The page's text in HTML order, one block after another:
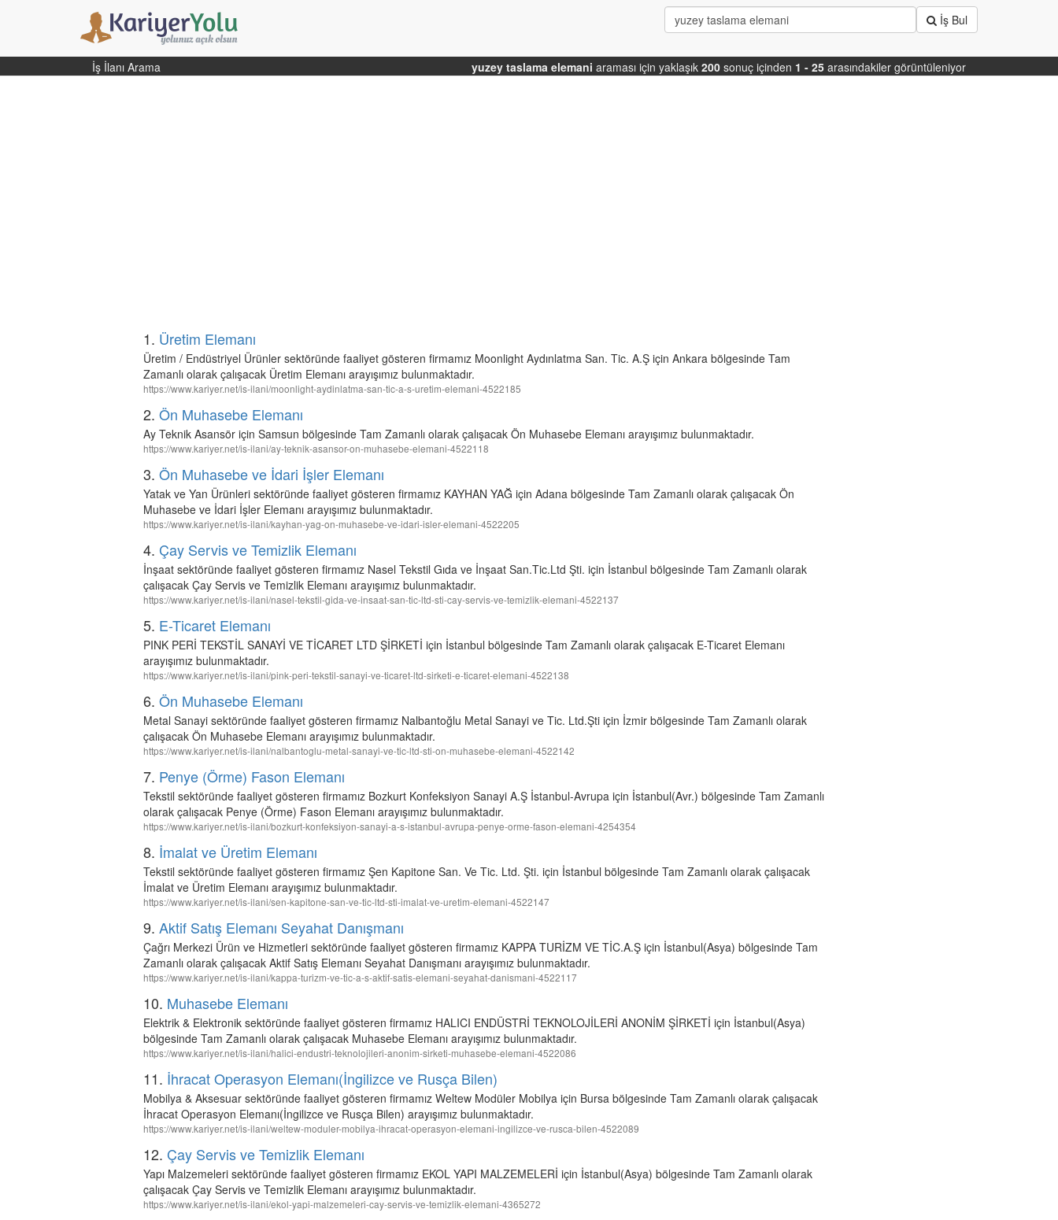
İş Bul
İş İlanı Arama yuzey taslama elemani araması için yaklaşık 200 sonuç içinden 1 - 25 arasındakiler görüntüleniyor
1. Üretim Elemanı
Üretim / Endüstriyel Ürünler sektöründe faaliyet gösteren firmamız Moonlight Aydınlatma San. Tic. A.Ş için Ankara bölgesinde Tam
Zamanlı olarak çalışacak Üretim Elemanı arayışımız bulunmaktadır.
https://www.kariyer.net/is-ilani/moonlight-aydinlatma-san-tic-a-s-uretim-elemani-4522185
2. Ön Muhasebe Elemanı
Ay Teknik Asansör için Samsun bölgesinde Tam Zamanlı olarak çalışacak Ön Muhasebe Elemanı arayışımız bulunmaktadır.
https://www.kariyer.net/is-ilani/ay-teknik-asansor-on-muhasebe-elemani-4522118
3. Ön Muhasebe ve İdari İşler Elemanı
Yatak ve Yan Ürünleri sektöründe faaliyet gösteren firmamız KAYHAN YAĞ için Adana bölgesinde Tam Zamanlı olarak çalışacak Ön
Muhasebe ve İdari İşler Elemanı arayışımız bulunmaktadır.
https://www.kariyer.net/is-ilani/kayhan-yag-on-muhasebe-ve-idari-isler-elemani-4522205
4. Çay Servis ve Temizlik Elemanı
İnşaat sektöründe faaliyet gösteren firmamız Nasel Tekstil Gıda ve İnşaat San.Tic.Ltd Şti. için İstanbul bölgesinde Tam Zamanlı olarak
çalışacak Çay Servis ve Temizlik Elemanı arayışımız bulunmaktadır.
https://www.kariyer.net/is-ilani/nasel-tekstil-gida-ve-insaat-san-tic-ltd-sti-cay-servis-ve-temizlik-elemani-4522137
5. E-Ticaret Elemanı
PINK PERİ TEKSTİL SANAYİ VE TİCARET LTD ŞİRKETİ için İstanbul bölgesinde Tam Zamanlı olarak çalışacak E-Ticaret Elemanı
arayışımız bulunmaktadır.
https://www.kariyer.net/is-ilani/pink-peri-tekstil-sanayi-ve-ticaret-ltd-sirketi-e-ticaret-elemani-4522138
6. Ön Muhasebe Elemanı
Metal Sanayi sektöründe faaliyet gösteren firmamız Nalbantoğlu Metal Sanayi ve Tic. Ltd.Şti için İzmir bölgesinde Tam Zamanlı olarak
çalışacak Ön Muhasebe Elemanı arayışımız bulunmaktadır.
https://www.kariyer.net/is-ilani/nalbantoglu-metal-sanayi-ve-tic-ltd-sti-on-muhasebe-elemani-4522142
7. Penye (Örme) Fason Elemanı
Tekstil sektöründe faaliyet gösteren firmamız Bozkurt Konfeksiyon Sanayi A.Ş İstanbul-Avrupa için İstanbul(Avr.) bölgesinde Tam Zamanlı
olarak çalışacak Penye (Örme) Fason Elemanı arayışımız bulunmaktadır.
https://www.kariyer.net/is-ilani/bozkurt-konfeksiyon-sanayi-a-s-istanbul-avrupa-penye-orme-fason-elemani-4254354
8. İmalat ve Üretim Elemanı
Tekstil sektöründe faaliyet gösteren firmamız Şen Kapitone San. Ve Tic. Ltd. Şti. için İstanbul bölgesinde Tam Zamanlı olarak çalışacak
İmalat ve Üretim Elemanı arayışımız bulunmaktadır.
https://www.kariyer.net/is-ilani/sen-kapitone-san-ve-tic-ltd-sti-imalat-ve-uretim-elemani-4522147
9. Aktif Satış Elemanı Seyahat Danışmanı
Çağrı Merkezi Ürün ve Hizmetleri sektöründe faaliyet gösteren firmamız KAPPA TURİZM VE TİC.A.Ş için İstanbul(Asya) bölgesinde Tam
Zamanlı olarak çalışacak Aktif Satış Elemanı Seyahat Danışmanı arayışımız bulunmaktadır.
https://www.kariyer.net/is-ilani/kappa-turizm-ve-tic-a-s-aktif-satis-elemani-seyahat-danismani-4522117
10. Muhasebe Elemanı
Elektrik & Elektronik sektöründe faaliyet gösteren firmamız HALICI ENDÜSTRİ TEKNOLOJİLERİ ANONİM ŞİRKETİ için İstanbul(Asya)
bölgesinde Tam Zamanlı olarak çalışacak Muhasebe Elemanı arayışımız bulunmaktadır.
https://www.kariyer.net/is-ilani/halici-endustri-teknolojileri-anonim-sirketi-muhasebe-elemani-4522086
11. İhracat Operasyon Elemanı(İngilizce ve Rusça Bilen)
Mobilya & Aksesuar sektöründe faaliyet gösteren firmamız Weltew Modüler Mobilya için Bursa bölgesinde Tam Zamanlı olarak çalışacak
İhracat Operasyon Elemanı(İngilizce ve Rusça Bilen) arayışımız bulunmaktadır.
https://www.kariyer.net/is-ilani/weltew-moduler-mobilya-ihracat-operasyon-elemani-ingilizce-ve-rusca-bilen-4522089
12. Çay Servis ve Temizlik Elemanı
Yapı Malzemeleri sektöründe faaliyet gösteren firmamız EKOL YAPI MALZEMELERİ için İstanbul(Asya) bölgesinde Tam Zamanlı olarak
çalışacak Çay Servis ve Temizlik Elemanı arayışımız bulunmaktadır.
https://www.kariyer.net/is-ilani/ekol-yapi-malzemeleri-cay-servis-ve-temizlik-elemani-4365272